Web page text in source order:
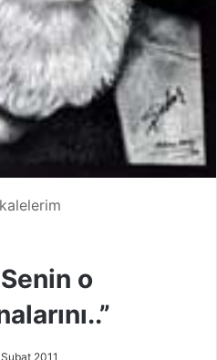
o
2011